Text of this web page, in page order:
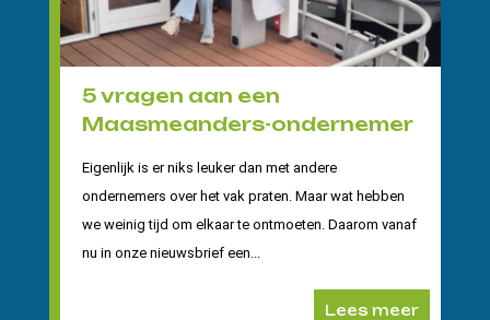
5 vragen aan een
Maasmeanders-ondernemer
Eigenlijk is er niks leuker dan met andere
ondernemers over het vak praten. Maar wat hebben
we weinig tijd om elkaar te ontmoeten. Daarom vanaf
nu in onze nieuwsbrief een...
Lees meer